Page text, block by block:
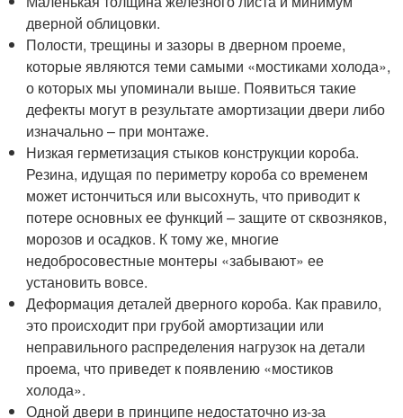
дверной облицовки.
Полости, трещины и зазоры в дверном проеме,
которые являются теми самыми «мостиками холода»,
о которых мы упоминали выше. Появиться такие
дефекты могут в результате амортизации двери либо
изначально – при монтаже.
Низкая герметизация стыков конструкции короба.
Резина, идущая по периметру короба со временем
может истончиться или высохнуть, что приводит к
потере основных ее функций – защите от сквозняков,
морозов и осадков. К тому же, многие
недобросовестные монтеры «забывают» ее
установить вовсе.
Деформация деталей дверного короба. Как правило,
это происходит при грубой амортизации или
неправильного распределения нагрузок на детали
проема, что приведет к появлению «мостиков
холода».
Одной двери в принципе недостаточно из-за